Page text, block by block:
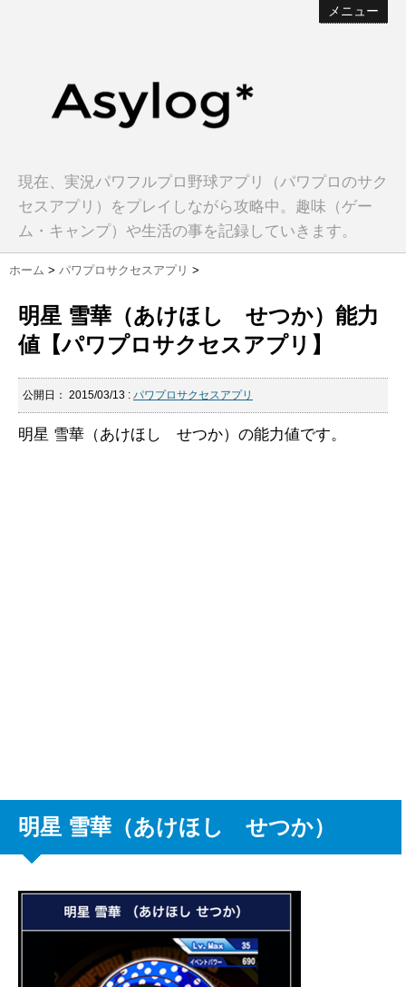
メニュー
現在、実況パワフルプロ野球アプリ（パワプロのサク
セスアプリ）をプレイしながら攻略中。趣味（ゲー
ム・キャンプ）や生活の事を記録していきます。
ホーム > パワプロサクセスアプリ >
明星 雪華（あけほし せつか）能力
値【パワプロサクセスアプリ】
公開日： 2015/03/13 : パワプロサクセスアプリ
明星 雪華（あけほし せつか）の能力値です。
明星 雪華（あけほし せつか）